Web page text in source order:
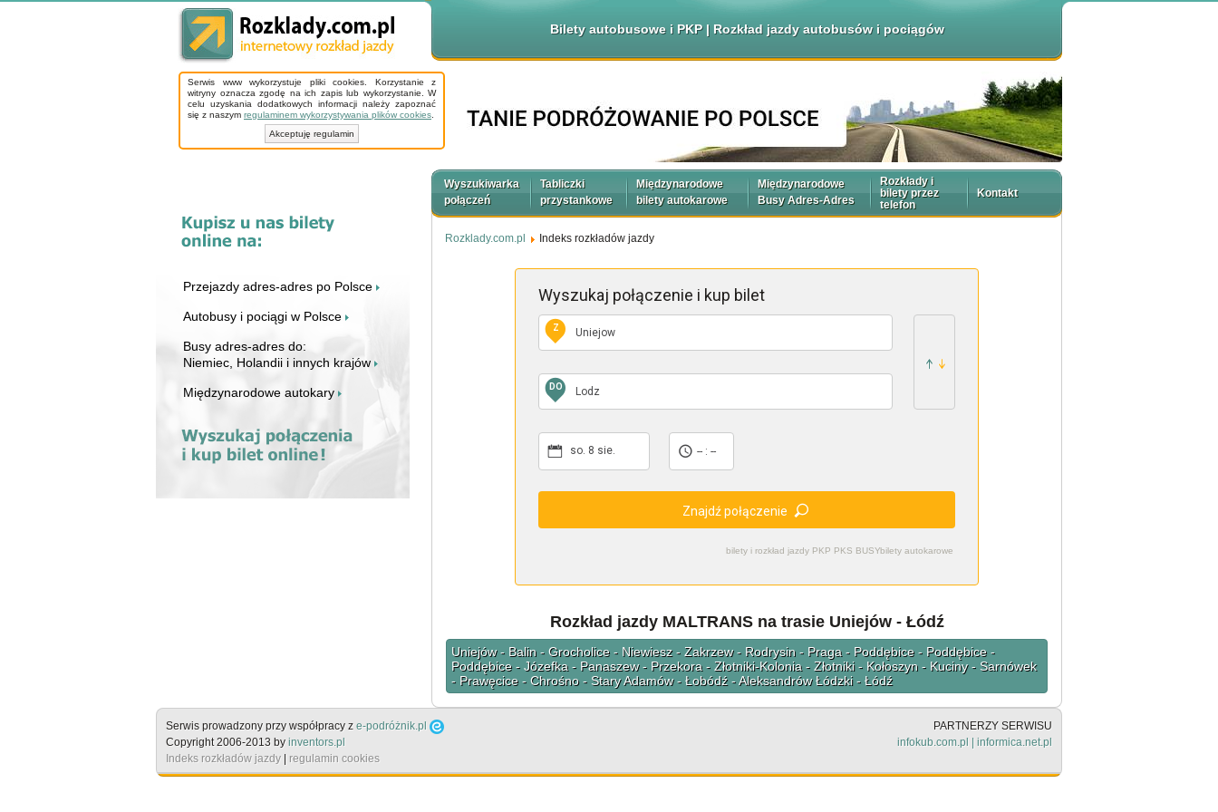
Bilety autobusowe i PKP | Rozkład jazdy autobusów i pociągów
Serwis www wykorzystuje pliki cookies. Korzystanie z
witryny oznacza zgodę na ich zapis lub wykorzystanie. W
celu uzyskania dodatkowych informacji należy zapoznać
się z naszym regulaminem wykorzystywania plików cookies
Akceptuję regulamin
Przejazdy adres-adres po Polsce
Autobusy i pociągi w Polsce
Busy adres-adres do:
Niemiec, Holandii i innych krajów
Międzynarodowe autokary
Wyszukiwarka
połączeń
Tabliczki
przystankowe
Międzynarodowe
bilety autokarowe
Międzynarodowe
Busy Adres-Adres
Rozkłady i
bilety przez
telefon
Kontakt
Rozklady.com.pl Indeks rozkładów jazdy
bilety i rozkład jazdy PKP PKS BUSYbilety autokarowe
Wyszukaj połączenie i kup bilet
Z
DO
so. 8 sie. -- : --
Znajdź połączenie
Rozkład jazdy MALTRANS na trasie Uniejów - Łódź
Uniejów - Balin - Grocholice - Niewiesz - Zakrzew - Rodrysin - Praga - Poddębice - Poddębice -
Poddębice - Józefka - Panaszew - Przekora - Złotniki-Kolonia - Złotniki - Kołoszyn - Kuciny - Sarnówek
- Prawęcice - Chrośno - Stary Adamów - Łobódź - Aleksandrów Łódzki - Łódź
Serwis prowadzony przy współpracy z e-podróżnik.pl
Copyright 2006-2013 by inventors.pl
Indeks rozkładów jazdy | regulamin cookies
PARTNERZY SERWISU
infokub.com.pl | informica.net.pl